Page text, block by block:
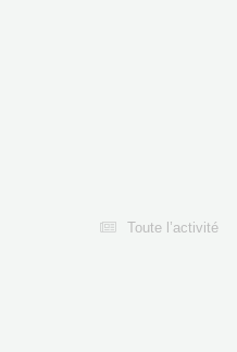
Toute l’activité